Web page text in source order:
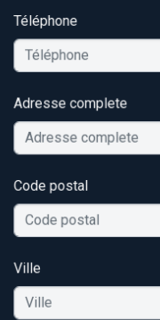
Téléphone
Adresse complete
Code postal
Ville